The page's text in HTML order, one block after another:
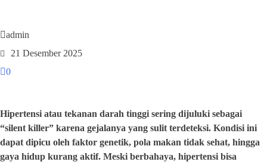
admin
21 Desember 2025
0
Hipertensi atau tekanan darah tinggi sering dijuluki sebagai
“silent killer” karena gejalanya yang sulit terdeteksi. Kondisi ini
dapat dipicu oleh faktor genetik, pola makan tidak sehat, hingga
gaya hidup kurang aktif. Meski berbahaya, hipertensi bisa